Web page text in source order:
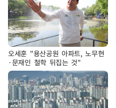
오세훈 "용산공원 아파트, 노무현
·문재인 철학 뒤집는 것"